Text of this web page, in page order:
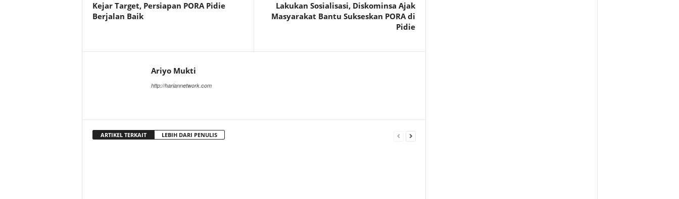
Kejar Target, Persiapan PORA Pidie
Berjalan Baik
Lakukan Sosialisasi, Diskominsa Ajak
Masyarakat Bantu Sukseskan PORA di
Pidie
Ariyo Mukti
http://hariannetwork.com
ARTIKEL TERKAIT LEBIH DARI PENULIS